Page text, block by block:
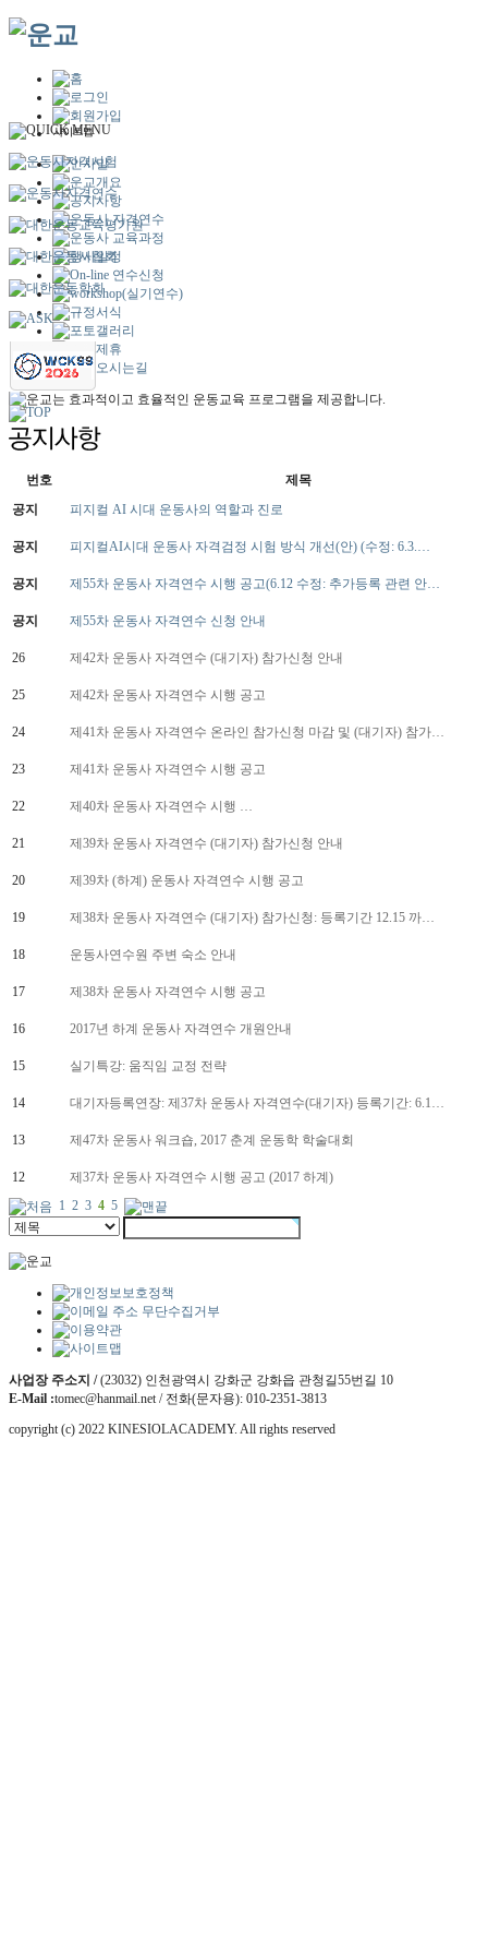
번호
제목
공지
피지컬 AI 시대 운동사의 역할과 진로
공지 피지컬AI시대 운동사 자격검정 시험 방식 개선(안) (수정: 6.3.…
공지 제55차 운동사 자격연수 시행 공고(6.12 수정: 추가등록 관련 안…
공지 제55차 운동사 자격연수 신청 안내
26 제42차 운동사 자격연수 (대기자) 참가신청 안내
25 제42차 운동사 자격연수 시행 공고
24 제41차 운동사 자격연수 온라인 참가신청 마감 및 (대기자) 참가…
23 제41차 운동사 자격연수 시행 공고
22 제 40 차 운동사 자격연수 시행 …
21 제39차 운동사 자격연수 (대기자) 참가신청 안내
20 제39차 (하계) 운동사 자격연수 시행 공고
19 제38차 운동사 자격연수 (대기자) 참가신청: 등록기간 12.15 까…
18 운동사연수원 주변 숙소 안내
17 제38차 운동사 자격연수 시행 공고
16 2017년 하계 운동사 자격연수 개원안내
15 실기특강: 움직임 교정 전략
14 대기자등록연장: 제37차 운동사 자격연수(대기자) 등록기간: 6.1…
13 제47차 운동사 워크숍, 2017 춘계 운동학 학술대회
12
제37차 운동사 자격연수 시행 공고 (2017 하계)
1 2 3 4 5
사업장 주소지 /(23032) 인천광역시 강화군 강화읍 관청길55번길 10
E-Mail :tomec@hanmail.net / 전화(문자용): 010-2351-3813
copyright (c) 2022 KINESIOLACADEMY. All rights reserved